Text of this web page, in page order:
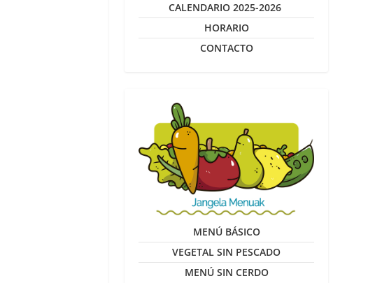
CALENDARIO 2025-2026
HORARIO
CONTACTO
MENÚ BÁSICO
VEGETAL SIN PESCADO
MENÚ SIN CERDO